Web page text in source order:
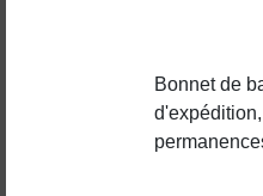
Bonnet de